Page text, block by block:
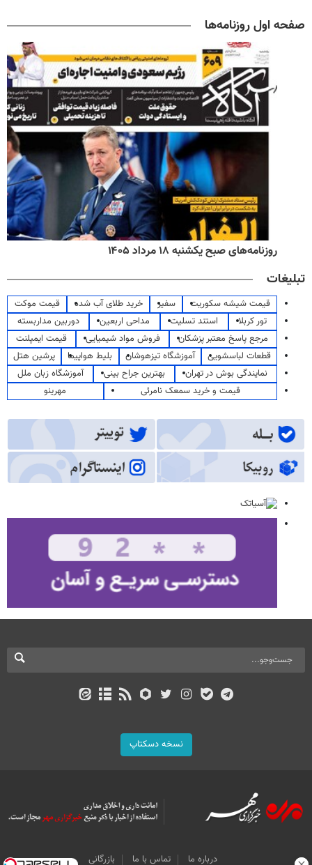
صفحه اول روزنامه‌ها
روزنامه‌های اقتصادی شنبه ۱۷ مرداد ۱۴۰۵
تبلیغات
قیمت شیشه سکوریت سفیر خرید طلای آب شده
قیمت موکت
تور کربلا
استند تسلیت مداحی اربعین
دوربین مداربسته
مرجع پاسخ معتبر پزشکان
فروش مواد شیمیایی
قیمت ایمپلنت
قطعات لباسشویی
آموزشگاه تیزهوشان بلیط هواپیما
پرشین هتل
نمایندگی بوش در تهران
بهترین جراح بینی
آموزشگاه زبان ملل
قیمت و خرید سمعک نامرئی
مهرینو
نسخه دسکتاپ
درباره ما تماس با ما بازرگانی